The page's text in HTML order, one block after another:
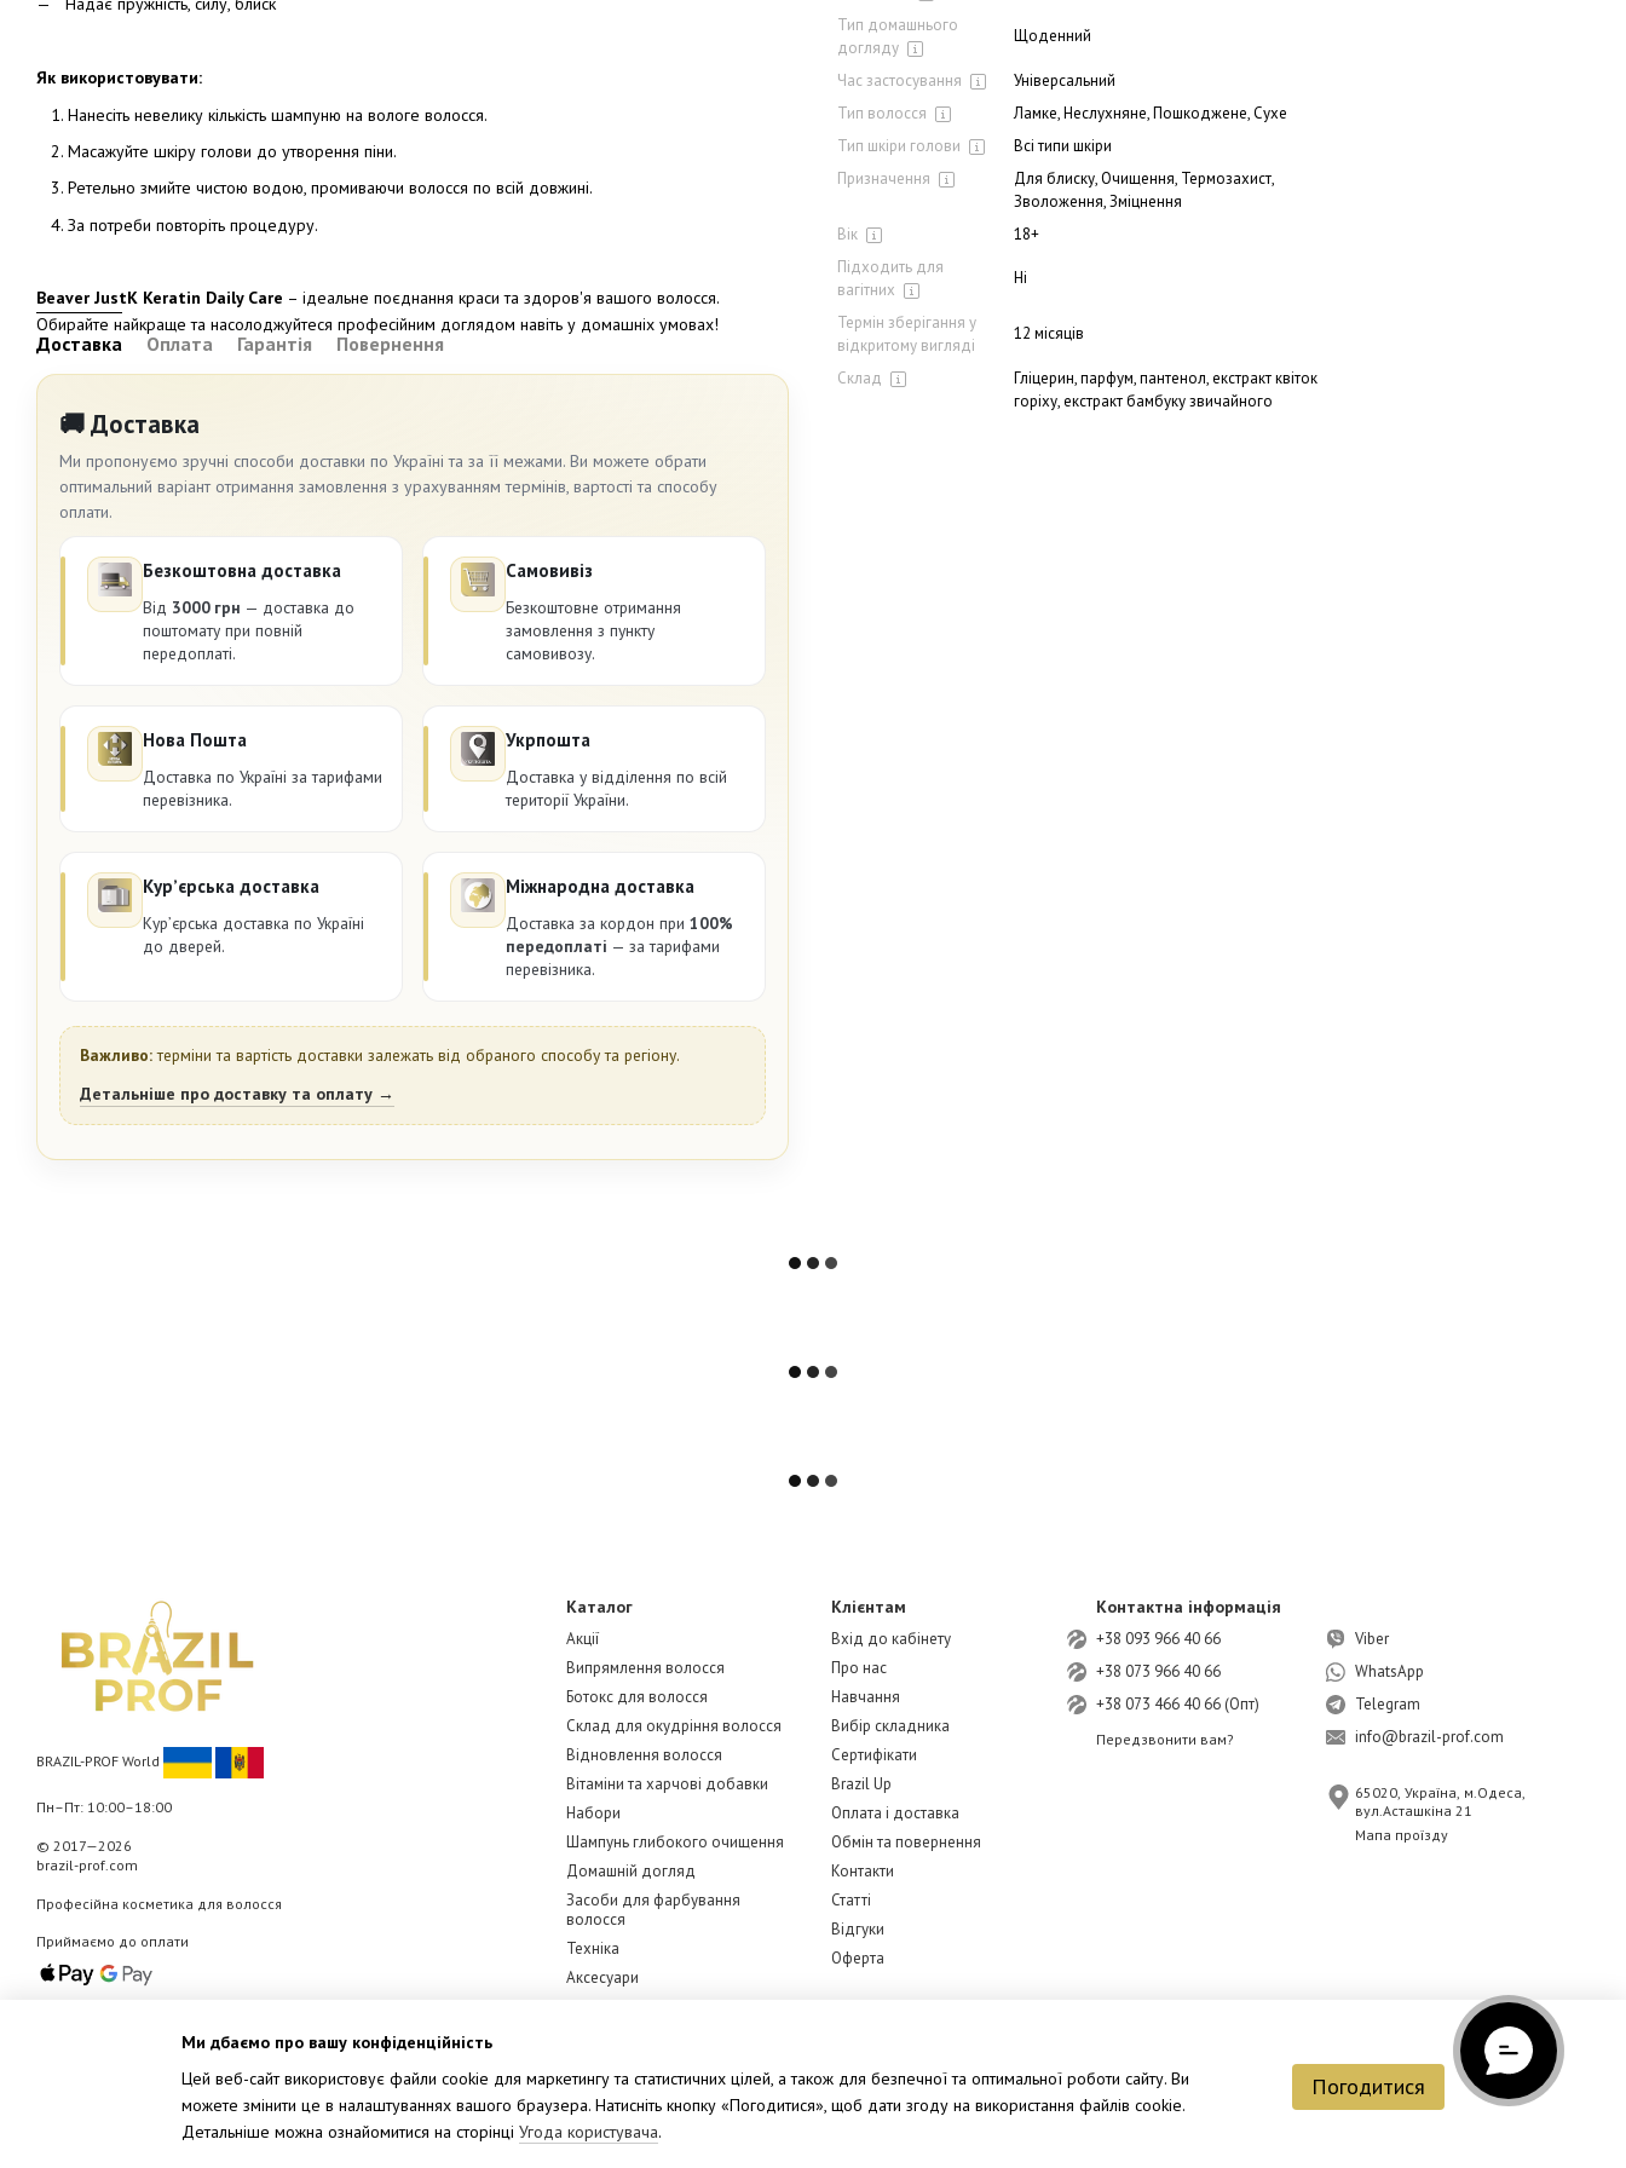
Як використовувати:
Нанесіть невелику кількість шампуню на вологе волосся.
Масажуйте шкіру голови до утворення піни.
Ретельно змийте чистою водою, промиваючи волосся по всій довжині.
За потреби повторіть процедуру.
Beaver JustK Keratin Daily Care – ідеальне поєднання краси та здоров'я вашого волосся.
Обирайте найкраще та насолоджуйтеся професійним доглядом навіть у домашніх умовах!
Доставка Оплата Гарантія Повернення
🚚 Доставка
Ми пропонуємо зручні способи доставки по Україні та за її межами. Ви можете обрати
оптимальний варіант отримання замовлення з урахуванням термінів, вартості та способу
оплати.
Безкоштовна доставка
Від 3000 грн — доставка до
поштомату при повній
передоплаті.
Самовивіз
Безкоштовне отримання
замовлення з пункту
самовивозу.
Нова Пошта
Доставка по Україні за тарифами
перевізника.
Укрпошта
Доставка у відділення по всій
території України.
Курʼєрська доставка
Курʼєрська доставка по Україні
до дверей.
Міжнародна доставка
Доставка за кордон при 100%
передоплаті — за тарифами
перевізника.
Важливо:терміни та вартість доставки залежать від обраного способу та регіону.
Детальніше про доставку та оплату →
Тип домашнього
догляду
Щоденний
Час застосування
Універсальний
Тип волосся
Ламке, Неслухняне, Пошкоджене, Сухе
Тип шкіри голови
Всі типи шкіри
Призначення
Для блиску, Очищення, Термозахист,
Зволоження, Зміцнення
Вік
18+
Підходить для
вагітних
Ні
Термін зберігання у
відкритому вигляді
12 місяців
Склад
Гліцерин, парфум, пантенол, екстракт квіток
горіху, екстракт бамбуку звичайного
BRAZIL-PROF World
Пн–Пт: 10:00–18:00
© 2017—2026
brazil-prof.com
Професійна косметика для волосся
Приймаємо до оплати
Каталог
Акції
Випрямлення волосся
Ботокс для волосся
Склад для окудріння волосся
Відновлення волосся
Вітаміни та харчові добавки
Набори
Шампунь глибокого очищення
Домашній догляд
Засоби для фарбування
волосся
Техніка
Аксесуари
Клієнтам
Вхід до кабінету
Про нас
Навчання
Вибір складника
Сертифікати
Brazil Up
Оплата і доставка
Обмін та повернення
Контакти
Статті
Відгуки
Оферта
Контактна інформація
+38 093 966 40 66
+38 073 966 40 66
+38 073 466 40 66 (Опт)
Передзвонити вам?
Viber
WhatsApp
Telegram
info@brazil-prof.com
65020, Україна, м.Одеса,
вул.Асташкіна 21
Мапа проїзду
Ми дбаємо про вашу конфіденційність
Цей веб-сайт використовує файли cookie для маркетингу та статистичних цілей, а також для безпечної та оптимальної роботи сайту. Ви
можете змінити це в налаштуваннях вашого браузера. Натисніть кнопку «Погодитися», щоб дати згоду на використання файлів cookie.
Детальніше можна ознайомитися на сторінці Угода користувача.
Погодитися